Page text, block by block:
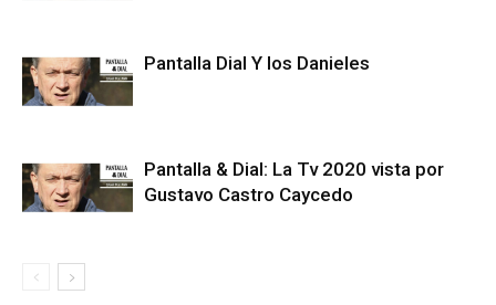
Pantalla Dial Y los Danieles
Pantalla & Dial: La Tv 2020 vista por
Gustavo Castro Caycedo